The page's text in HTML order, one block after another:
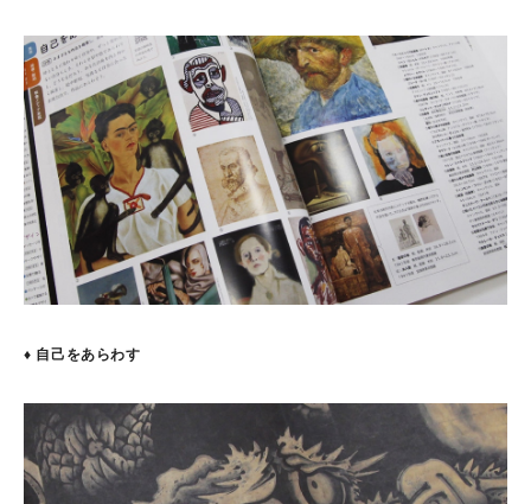
♦ 自己をあらわす